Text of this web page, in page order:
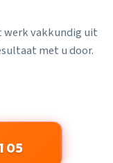
werk vakkundig uit
met u door.
05